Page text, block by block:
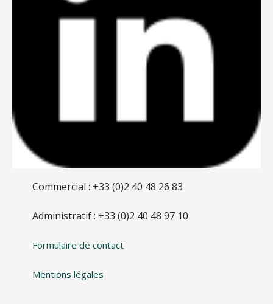
Commercial : +33 (0)2 40 48 26 83
Administratif : +33 (0)2 40 48 97 10
Formulaire de contact
Mentions légales